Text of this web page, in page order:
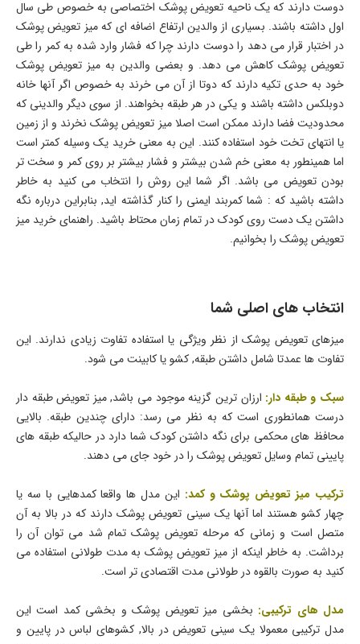
دوست دارند که یک ناحیه تعویض پوشک اختصاصی به خصوص طی سال
اول داشته باشند. بسیاری از والدین ارتفاع اضافه ای که میز تعویض پوشک
در اختبار قرار می دهد را دوست دارند چرا که فشار وارد شده به کمر را طی
تعویض پوشک کاهش می دهد. و بعضی والدین به میز تعویض پوشک
خود به حدی تکیه دارند که دوتا از آن می خرند به خصوص اگر آنها خانه
دوبلکس داشته باشند و یکی در هر طبقه بخواهند. از سوی دیگر والدینی که
محدودیت فضا دارند ممکن است اصلا میز تعویض پوشک نخرند و از زمین
یا انتهای تخت خود استفاده کنند. این به معنی خرید یک وسیله کمتر است
اما همینطور به معنی خم شدن بیشتر و فشار بیشتر بر روی کمر و سخت تر
بودن تعویض می باشد. اگر شما این روش را انتخاب می کنید به خاطر
داشته باشید که : شما کمربند ایمنی را کنار گذاشته اید, بنابراین درباره نگه
داشتن یک دست روی کودک در تمام زمان محتاط باشید. راهنمای خرید میز
تعویض پوشک را بخوانیم.
انتخاب های اصلی شما
میزهای تعویض پوشک از نظر ویژگی یا استفاده تفاوت زیادی ندارند. این
تفاوت ها عمدتا شامل داشتن طبقه, کشو یا کابینت می شود.
سبک و طبقه دار: ارزان ترین گزینه موجود می باشد, میز تعویض طبقه دار
درست همانطوری است که به نظر می رسد: دارای چندین طبقه. بالایی
محافظ های محکمی برای نگه داشتن کودک شما دارد در حالیکه طبقه های
پایینی تمام وسایل تعویض پوشک را در خود جای می دهند.
ترکیب میز تعویض پوشک و کمد: این مدل ها واقعا کمدهایی با سه یا
چهار کشو هستند اما آنها یک سینی تعویض پوشک دارند که در بالا به آن
متصل است و زمانی که مرحله تعویض پوشک تمام شد می توان آن را
برداشت. به خاطر اینکه از میز تعویض پوشک به مدت طولانی استفاده می
کنید به صورت بالقوه در طولانی مدت اقتصادی تر است.
مدل های ترکیبی: بخشی میز تعویض پوشک و بخشی کمد است این
مدل ترکیبی معمولا یک سینی تعویض در بالا, کشوهای لباس در پایین و